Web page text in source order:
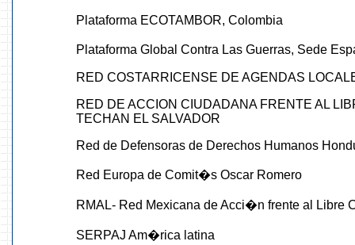
Plataforma ECOTAMBOR, Colombia
Plataforma Global Contra Las Guerras, Sede
RED COSTARRICENSE DE AGENDAS
RED DE ACCION CIUDADANA FRENTE AL
TECHAN EL SALVADOR
Red de Defensoras de Derechos Humanos
Red Europa de Comit�s Oscar Romero
RMAL- Red Mexicana de Acci�n frente al Libre
SERPAJ Am�rica latina